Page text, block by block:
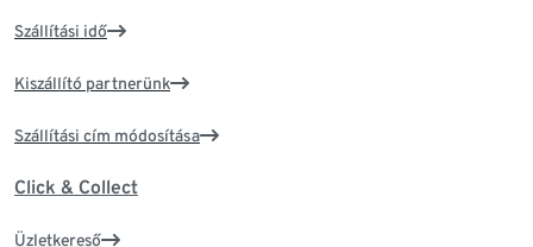
Szállítási idő
Kiszállító partnerünk
Szállítási cím módosítása
Click & Collect
Üzletkereső